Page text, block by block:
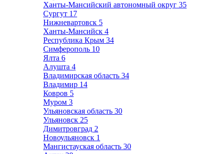
Ханты-Мансийский автономный округ 35
Сургут 17
Нижневартовск 5
Ханты-Мансийск 4
Республика Крым 34
Симферополь 10
Ялта 6
Алушта 4
Владимирская область 34
Владимир 14
Ковров 5
Муром 3
Ульяновская область 30
Ульяновск 25
Димитровград 2
Новоульяновск 1
Мангистауская область 30